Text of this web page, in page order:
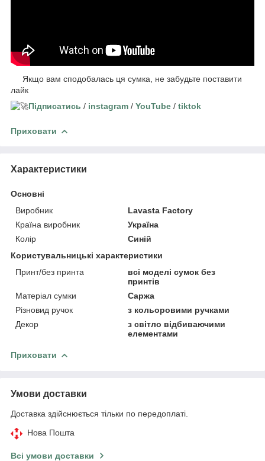
Якщо вам сподобалась ця сумка, не забудьте поставити
лайк
Підписатись / instagram / YouTube / tiktok
Приховати
Характеристики
Основні
Виробник
Lavasta Factory
Країна виробник
Україна
Колір
Синій
Користувальницькі характеристики
Принт/без принта
всі моделі сумок без
принтів
Матеріал сумки
Саржа
Різновид ручок
з кольоровими ручками
Декор
з світло відбиваючими
елементами
Приховати
Умови доставки
Доставка здійснюється тільки по передоплаті.
Нова Пошта
Всі умови доставки